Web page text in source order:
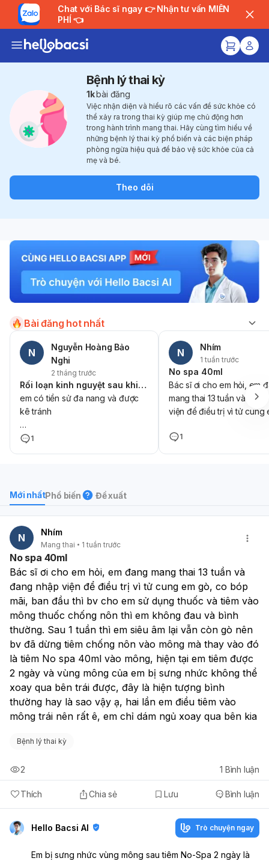
Chat với Bác sĩ ngay 👉 Nhận tư vấn MIỄN
PHÍ 👈
Bệnh lý thai kỳ
1kbài đăng
Việc nhận diện và hiểu rõ các vấn đề sức khỏe có
thể xảy ra trong thai kỳ giúp mẹ chủ động hơn
trong hành trình mang thai. Hãy cùng tìm hiểu về
những bệnh lý thai kỳ phổ biến và các biện pháp
phòng ngừa hiệu quả để bảo vệ sức khỏe của cả
mẹ và bé.
Theo dõi
Bài đăng hot nhất
N
Nguyễn Hoàng Bảo
Nghi
2 tháng trước
Rối loạn kinh nguyệt sau khi ngừng thuốc tránh thai và uống thuốc khẩn cấp
em có tiền sử đa nang và được
kê tránh
thai hăng ngày được gần 1 năm
tháng, em
ngưng lúc 12/2025 và đều đến
5/2/2025,
7/2/2026 em có quan hệ và
10/2/2026
em có uống 1 viên khấn cấp sau
đó
8/3/2026 có ra kinh và đến bây
giờ 2/6
vẫn chưa có kinh lại
1
N Nhím
1 tuần trước
No spa 40ml
Bác sĩ ơi cho em hỏi, em
mang thai 13 tuần và
viện để điều trị vì tử cung
em sử dụng thuốc và
tiêm No spa 40ml vào
mông của em bị sưng
được, đây là hiện tượng
thường hay là sao vậy ạ,
em điều tiêm vào mông
rất ê, em chỉ dám ngủ
bên kia
1
Mới nhấtPhổ biến Đề xuất
N Nhím
Mang thai 1 tuần trước
No spa 40ml
Bác sĩ ơi cho em hỏi, em đang mang thai 13 tuần và
đang nhập viện để điều trị vì tử cung em gò, co bóp
mãi, ban đầu thì bv cho em sử dụng thuốc và tiêm vào
mông thuốc chống nôn thì em không đau và bình
thường. Sau 1 tuần thì em siêu âm lại vẫn còn gò nên
bv đã dừng tiêm chống nôn vào mông mà thay vào đó
là tiêm No spa 40ml vào mông, hiện tại em tiêm được
2 ngày và vùng mông của em bị sưng nhức không thể
xoay qua bên trái được, đây là hiện tượng bình
thường hay là sao vậy ạ, hai lần em điều tiêm vào
Bệnh lý thai kỳ
Thích Chia sẻ Lưu Bình luận
2 1 Bình luận
Hello Bacsi AI Trò chuyện ngay
Em bị sưng nhức vùng mông sau tiêm No-Spa 2 ngày là